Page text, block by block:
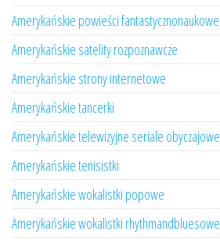
Amerykańskie powieści fantastycznonaukowe
Amerykańskie satelity rozpoznawcze
Amerykańskie strony internetowe
Amerykańskie tancerki
Amerykańskie telewizyjne seriale obyczajowe
Amerykańskie tenisistki
Amerykańskie wokalistki popowe
Amerykańskie wokalistki rhythmandbluesowe